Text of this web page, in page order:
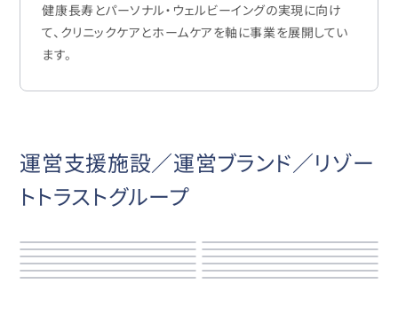
健康長寿とパーソナル・ウェルビーイングの実現に向け
て、クリニックケアとホームケアを軸に事業を展開してい
ます。
運営支援施設／運営ブランド／リゾー
トトラストグループ